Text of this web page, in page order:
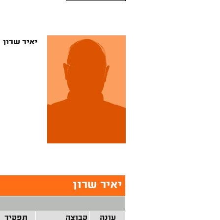
יאיר שרון
יאיר שרון
עונה
קבוצה תפקיד